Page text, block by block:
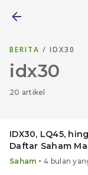
BERITA / IDX30
idx30
20 artikel
IDX30, LQ45,
Daftar Saham
Saham • 4 bulan